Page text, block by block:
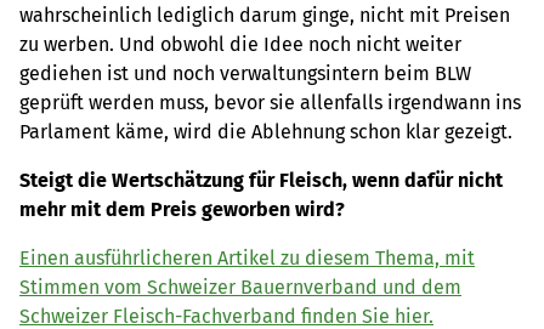
wahrscheinlich lediglich darum ginge, nicht mit Preisen
zu werben. Und obwohl die Idee noch nicht weiter
gediehen ist und noch verwaltungsintern beim BLW
geprüft werden muss, bevor sie allenfalls irgendwann ins
Parlament käme, wird die Ablehnung schon klar gezeigt.
Steigt die Wertschätzung für Fleisch, wenn dafür nicht
mehr mit dem Preis geworben wird?
Einen ausführlicheren Artikel zu diesem Thema, mit
Stimmen vom Schweizer Bauernverband und dem
Schweizer Fleisch-Fachverband finden Sie hier.